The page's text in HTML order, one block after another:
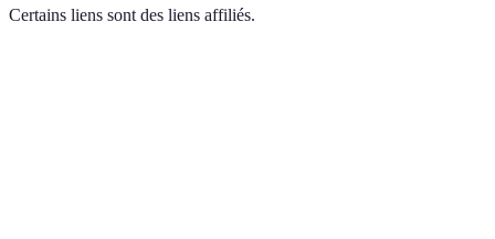
Certains liens sont des liens affiliés.